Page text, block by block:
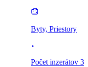
Byty, Priestory
Počet inzerátov 3